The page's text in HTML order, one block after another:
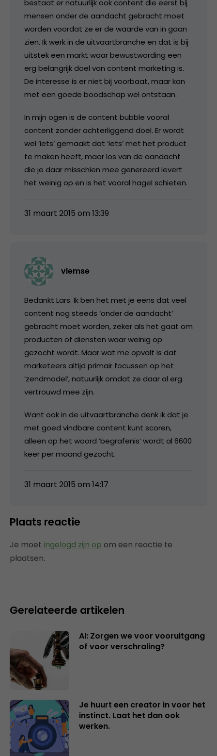
bestaat er natuurlijk ook content die eerst bij
mensen onder de aandacht gebracht moet
worden voordat ze er de waarde van in gaan
zien. Ik werk in de uitvaartbranche en dat is bij
uitstek een markt waar bewustwording een
erg belangrijk doel van content marketing is.
De interesse is er niet bij voorbaat, maar kan
met een goede boodschap wel ontstaan.
In mijn ogen is de content bubble vooral
content zonder achterliggend doel. Er wordt
wel ‘iets’ gemaakt dat ‘iets’ met het product
te maken heeft, maar los van de aandacht
die je daar misschien mee genereerd levert
het weinig op en is het vooral hagel schieten.
31 maart 2015 om 13:39
vlemse
Bedankt Lars. Ik ben het met je eens dat veel
content nog steeds ‘onder de aandacht’
gebracht moet worden, zeker als het gaat om
producten of diensten waar weinig op
gezocht wordt. Maar wat me opvalt is dat
marketeers altijd primair focussen op het
‘zendmodel’, natuurlijk omdat ze daar al erg
vertrouwd mee zijn.
Want ook in de uitvaartbranche denk ik dat je
met goed vindbare content kunt scoren,
alleen op het woord ‘begrafenis’ wordt al 6600
keer per maand gezocht.
31 maart 2015 om 14:17
Plaats reactie
Je moet ingelogd zijn op om een reactie te
plaatsen.
Gerelateerde artikelen
AI: Zorgen we voor vooruitgang
of voor verschraling?
Je huurt een creator in voor het
instinct. Laat het dan ook
werken.